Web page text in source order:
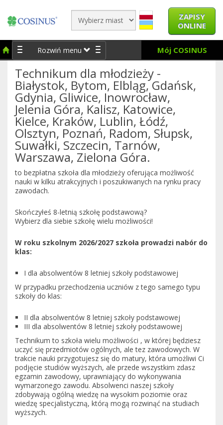
ZAPISY
ONLINE
Rozwiń menu Mój COSINUS
Technikum dla młodzieży -
Białystok, Bytom, Elbląg, Gdańsk,
Gdynia, Gliwice, Inowrocław,
Jelenia Góra, Kalisz, Katowice,
Kielce, Kraków, Lublin, Łódź,
Olsztyn, Poznań, Radom, Słupsk,
Suwałki, Szczecin, Tarnów,
Warszawa, Zielona Góra.
to bezpłatna szkoła dla młodzieży oferująca możliwość
nauki w kilku atrakcyjnych i poszukiwanych na rynku pracy
zawodach.
Skończyłeś 8-letnią szkołę podstawową?
Wybierz dla siebie szkołę wielu możliwości!
W roku szkolnym 2026/2027 szkoła prowadzi nabór do
klas:
I dla absolwentów 8 letniej szkoły podstawowej
W przypadku przechodzenia uczniów z tego samego typu
szkoły do klas:
II dla absolwentów 8 letniej szkoły podstawowej
III dla absolwentów 8 letniej szkoły podstawowej
Technikum to szkoła wielu możliwości , w której będziesz
uczyć się przedmiotów ogólnych, ale tez zawodowych. W
trakcie nauki przygotujesz się do matury, która umożliwi Ci
podjęcie studiów wyższych, ale przede wszystkim zdasz
egzamin zawodowy, uprawniający do wykonywania
wymarzonego zawodu. Absolwenci naszej szkoły
zdobywają ogólną wiedzę na wysokim poziomie oraz
wiedzę specjalistyczną, którą mogą rozwinąć na studiach
wyższych.